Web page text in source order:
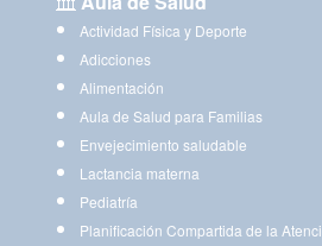
Actividad Física y Deporte
Adicciones
Alimentación
Aula de Salud para Familias
Envejecimiento saludable
Lactancia materna
Pediatría
Planificación Compartida de la